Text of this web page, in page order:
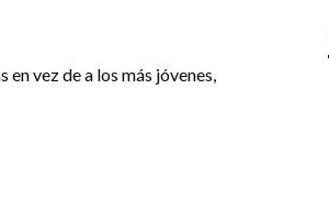
vez de a los más jóvenes,